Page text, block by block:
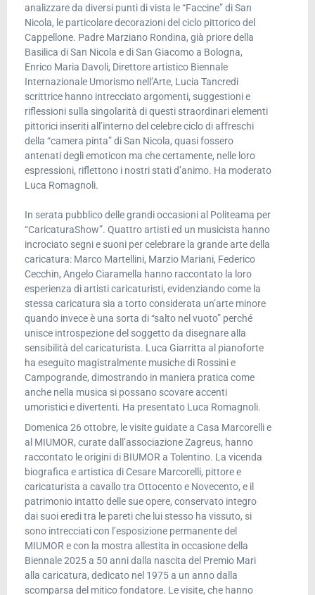
analizzare da diversi punti di vista le “Faccine” di San
Nicola, le particolare decorazioni del ciclo pittorico del
Cappellone. Padre Marziano Rondina, già priore della
Basilica di San Nicola e di San Giacomo a Bologna,
Enrico Maria Davoli, Direttore artistico Biennale
Internazionale Umorismo nell’Arte, Lucia Tancredi
scrittrice hanno intrecciato argomenti, suggestioni e
riflessioni sulla singolarità di questi straordinari elementi
pittorici inseriti all’interno del celebre ciclo di affreschi
della “camera pinta” di San Nicola, quasi fossero
antenati degli emoticon ma che certamente, nelle loro
espressioni, riflettono i nostri stati d’animo. Ha moderato
Luca Romagnoli.
In serata pubblico delle grandi occasioni al Politeama per
“CaricaturaShow”. Quattro artisti ed un musicista hanno
incrociato segni e suoni per celebrare la grande arte della
caricatura: Marco Martellini, Marzio Mariani, Federico
Cecchin, Angelo Ciaramella hanno raccontato la loro
esperienza di artisti caricaturisti, evidenziando come la
stessa caricatura sia a torto considerata un’arte minore
quando invece è una sorta di “salto nel vuoto” perché
unisce introspezione del soggetto da disegnare alla
sensibilità del caricaturista. Luca Giarritta al pianoforte
ha eseguito magistralmente musiche di Rossini e
Campogrande, dimostrando in maniera pratica come
anche nella musica si possano scovare accenti
umoristici e divertenti. Ha presentato Luca Romagnoli.
Domenica 26 ottobre, le visite guidate a Casa Marcorelli e
al MIUMOR, curate dall’associazione Zagreus, hanno
raccontato le origini di BIUMOR a Tolentino. La vicenda
biografica e artistica di Cesare Marcorelli, pittore e
caricaturista a cavallo tra Ottocento e Novecento, e il
patrimonio intatto delle sue opere, conservato integro
dai suoi eredi tra le pareti che lui stesso ha vissuto, si
sono intrecciati con l’esposizione permanente del
MIUMOR e con la mostra allestita in occasione della
Biennale 2025 a 50 anni dalla nascita del Premio Mari
alla caricatura, dedicato nel 1975 a un anno dalla
scomparsa del mitico fondatore. Le visite, che hanno